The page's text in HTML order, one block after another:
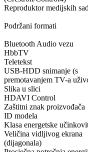
Reproduktor medijskih
Podržani formati
Bluetooth Audio vezu
HbbTV
Teletekst
USB-HDD snimanje (s
premotavanjem TV-a
Slika u slici
HDAVI Control
Zaštitni znak proizvođača
ID modela
Klasa energetske
Veličina vidljivog ekrana
(dijagonala)